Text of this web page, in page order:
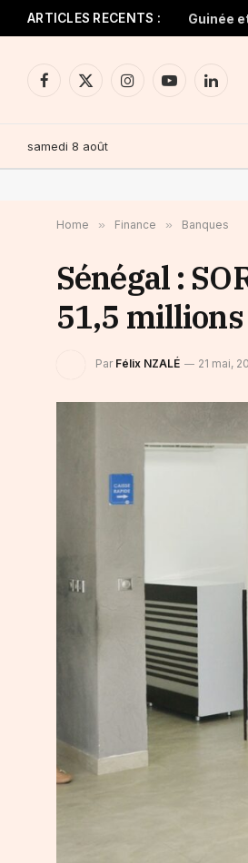
ARTICLES RECENTS :
Facebook
X
InstagramYouTube
samedi 8 août
Home » Finance » Banques
Sénégal :
51,5 millions
Par Félix NZALÉ 21 mai,